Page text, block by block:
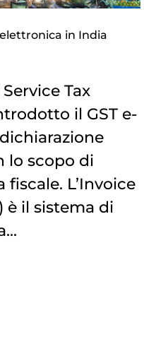
in India
Tax
il GST e-
lo scopo di
L’Invoice
è il sistema di